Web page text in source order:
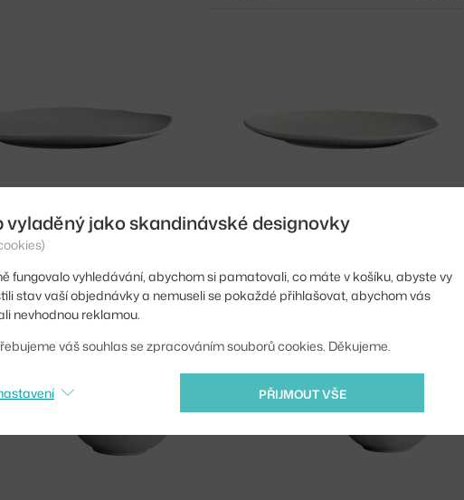
ks 1 274 Kč
101 COPENHAGEN
Skladem 2 ks 910 Kč
vyladěný jako skandinávské designovky
fungovalo vyhledávání, abychom si pamatovali, co máte v košíku, abyste vy
stav vaší objednávky a nemuseli se pokaždé přihlašovat, abychom vás
nevhodnou reklamou.
váš souhlas se zpracováním souborů cookies. Děkujeme.
PŘIJMOUT VŠE